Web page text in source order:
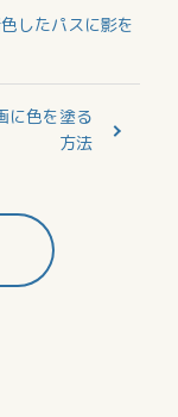
したパスに影を
に色を塗る
方法